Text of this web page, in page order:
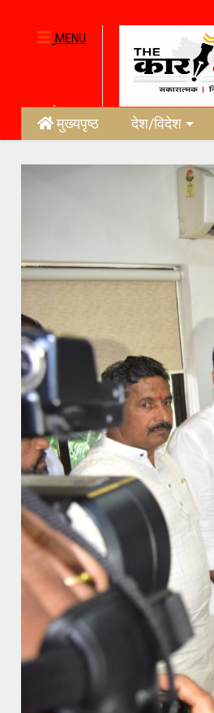
MENU
मुख्यपृष्ठ देश/विदेश